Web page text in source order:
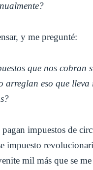
y me pregunté:
que nos cobran
arreglan eso que
impuestos de
impuesto
mil más que se